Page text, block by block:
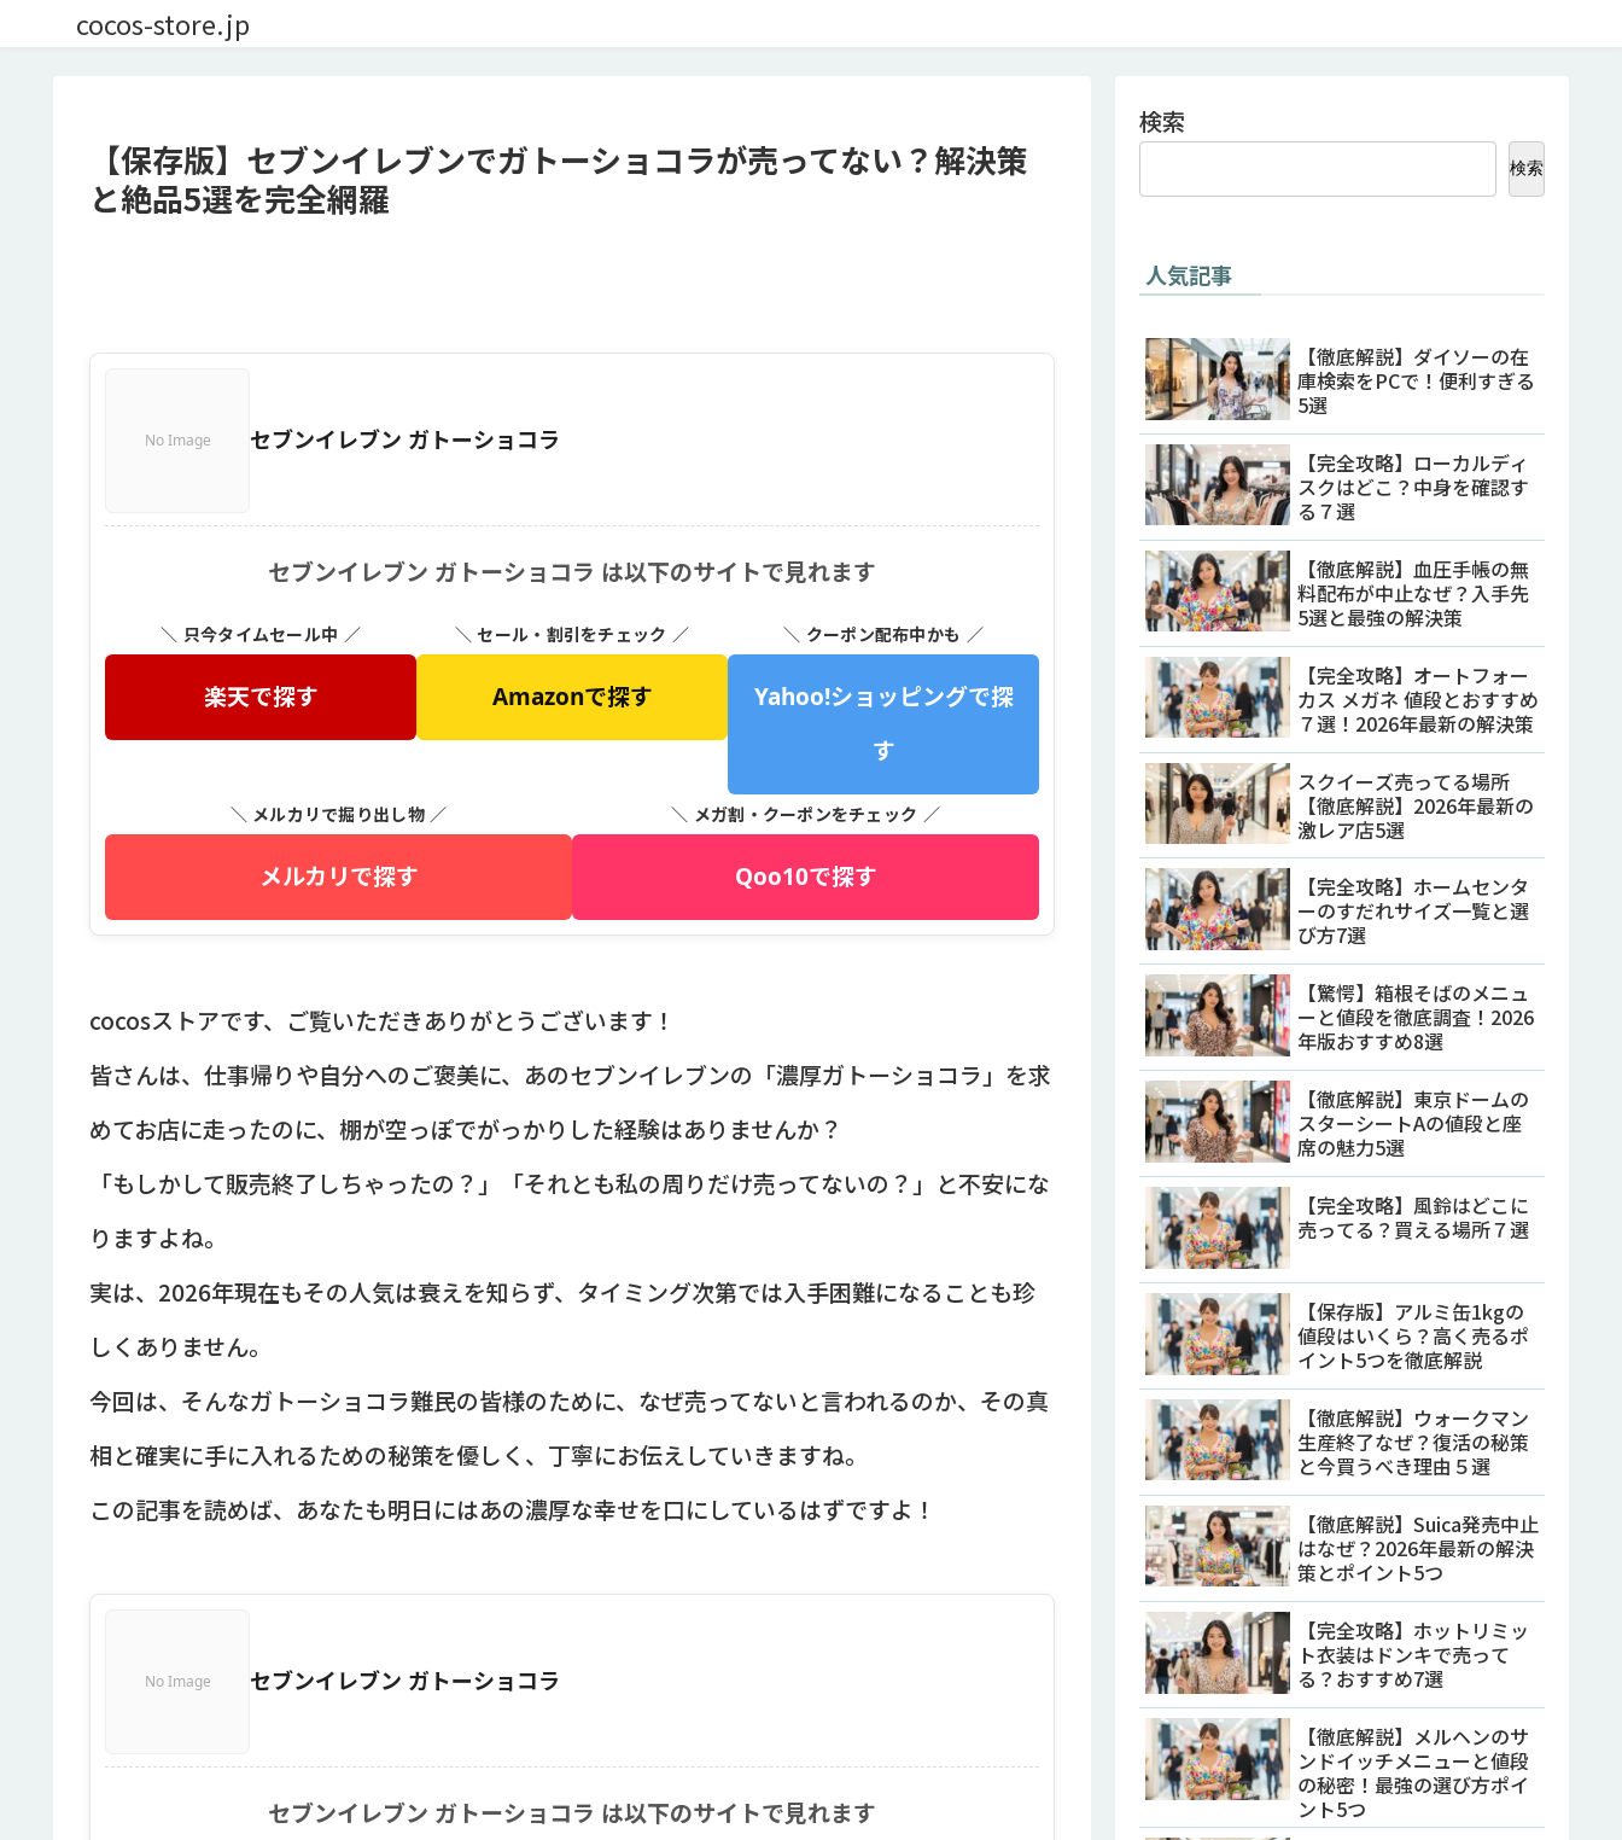
cocos-store.jp
【保存版】セブンイレブンでガトーショコラが売ってない？解決策
と絶品5選を完全網羅
No Image セブンイレブン ガトーショコラ
セブンイレブン ガトーショコラ は以下のサイトで見れます
＼ 只今タイムセール中 ／
楽天で探す
＼ セール・割引をチェック ／
Amazonで探す
＼ クーポン配布中かも ／
Yahoo!ショッピングで探
す
＼ メルカリで掘り出し物 ／
メルカリで探す
＼ メガ割・クーポンをチェック ／
Qoo10で探す
cocosストアです、ご覧いただきありがとうございます！
皆さんは、仕事帰りや自分へのご褒美に、あのセブンイレブンの「濃厚ガトーショコラ」を求
めてお店に走ったのに、棚が空っぽでがっかりした経験はありませんか？
「もしかして販売終了しちゃったの？」「それとも私の周りだけ売ってないの？」と不安にな
りますよね。
実は、2026年現在もその人気は衰えを知らず、タイミング次第では入手困難になることも珍
しくありません。
今回は、そんなガトーショコラ難民の皆様のために、なぜ売ってないと言われるのか、その真
相と確実に手に入れるための秘策を優しく、丁寧にお伝えしていきますね。
この記事を読めば、あなたも明日にはあの濃厚な幸せを口にしているはずですよ！
No Image セブンイレブン ガトーショコラ
セブンイレブン ガトーショコラ は以下のサイトで見れます
検索
検索
人気記事
【徹底解説】ダイソーの在
庫検索をPCで！便利すぎる
5選
【完全攻略】ローカルディ
スクはどこ？中身を確認す
る７選
【徹底解説】血圧手帳の無
料配布が中止なぜ？入手先
5選と最強の解決策
【完全攻略】オートフォー
カス メガネ 値段とおすすめ
７選！2026年最新の解決策
スクイーズ売ってる場所
【徹底解説】2026年最新の
激レア店5選
【完全攻略】ホームセンタ
ーのすだれサイズ一覧と選
び方7選
【驚愕】箱根そばのメニュ
ーと値段を徹底調査！2026
年版おすすめ8選
【徹底解説】東京ドームの
スターシートAの値段と座
席の魅力5選
【完全攻略】風鈴はどこに
売ってる？買える場所７選
【保存版】アルミ缶1kgの
値段はいくら？高く売るポ
イント5つを徹底解説
【徹底解説】ウォークマン
生産終了なぜ？復活の秘策
と今買うべき理由５選
【徹底解説】Suica発売中止
はなぜ？2026年最新の解決
策とポイント5つ
【完全攻略】ホットリミッ
ト衣装はドンキで売って
る？おすすめ7選
【徹底解説】メルヘンのサ
ンドイッチメニューと値段
の秘密！最強の選び方ポイ
ント5つ